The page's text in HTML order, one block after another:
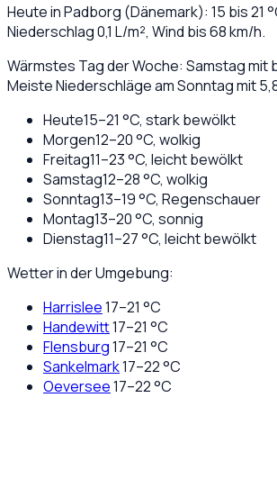
Heute inPadborg (Dänemark): 15 bis21
Niederschlag0,1 L/m², Wind bis68km/h.
Wärmstes Tag der Woche: Samstag mit
Meiste Niederschläge am Sonntag mit
Heute15–21 °C, stark bewölkt
Morgen12–20°C, wolkig
Freitag11–23°C, leicht bewölkt
Samstag12–28°C, wolkig
Sonntag13–19°C, Regenschauer
Montag13–20°C, sonnig
Dienstag11–27°C, leicht bewölkt
Wetter in der Umgebung:
Harrislee17–21 °C
Handewitt17–21 °C
Flensburg17–21 °C
Sankelmark17–22°C
Oeversee17–22°C